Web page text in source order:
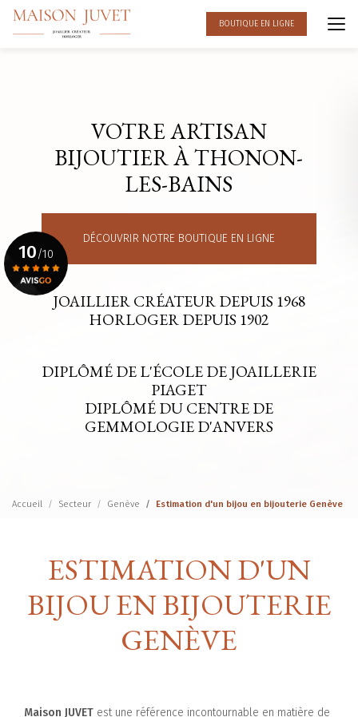
Aller
contenu
BOUTIQUE EN LIGNE
VOTRE ARTISAN
BIJOUTIER À THONON-
LES-BAINS
DÉCOUVRIR NOTRE BOUTIQUE EN LIGNE
JOAILLIER CRÉATEUR DEPUIS 1968
HORLOGER DEPUIS 1902
DIPLÔMÉ DE L'ÉCOLE DE JOAILLERIE
PIAGET
DIPLÔMÉ DU CENTRE DE
GEMMOLOGIE D'ANVERS
10/10
Voir le certificat
Accueil Secteur Genève Estimation d'un bijou en bijouterie Genève
ESTIMATION D'UN
BIJOU EN BIJOUTERIE
GENÈVE
Maison JUVET est une référence incontournable en matière de